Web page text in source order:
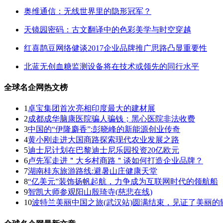
奥维通信：无线世界里的隐形冠军？
天镜园密码：古文翻译中的色彩美学与时空穿越
红喜鹊豆网络健谈2017企业品牌推广思路凸显重要性
北蓝无创血糖监测设备将在技术或领先的同行水平
全球名企网热文榜
1卓宝集团首次亮相印度最大的建材展
2成都成华脑康医院骗人骗钱；黑心医院非法收费
3中国的“伊隆麝香”:彭晓峰的新能源创业传奇
4黄小刚走进大国商路探索现代农业发展之路
5迪士尼计划在巴黎迪士尼乐园投资20亿欧元
6卢先军走进＂大乡村商路＂谈如何打造企业品牌？
7湖南桂东旅游路线:避暑山庄健康天堂
8“亿美元”装饰扬帆起航，力争成为互联网时代的领航船
9智凯大师参观阳山殷琦寺(慈悲在线)
10波特兰美丽中国之旅(武汉站)圆满结束，见证了美丽的